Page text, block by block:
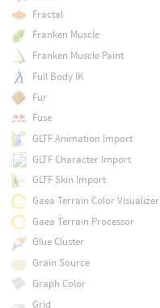
Fractal
Franken Muscle
Franken Muscle Paint
Full Body IK
Fur
Fuse
GLTF Animation Import
GLTF Character Import
GLTF Skin Import
Gaea Terrain Color Visualizer
Gaea Terrain Processor
Glue Cluster
Grain Source
Graph Color
Grid